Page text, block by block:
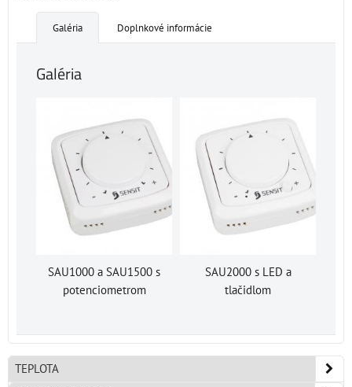
Galéria Doplnkové informácie
Galéria
SAU1000 a SAU1500 s
potenciometrom
SAU2000 s LED a
tlačidlom
TEPLOTA